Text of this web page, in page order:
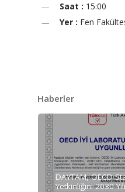
Saat : 15:00
Yer : Fen
Haberler
DAYTAM, OECD
Yetkinliğini 2030